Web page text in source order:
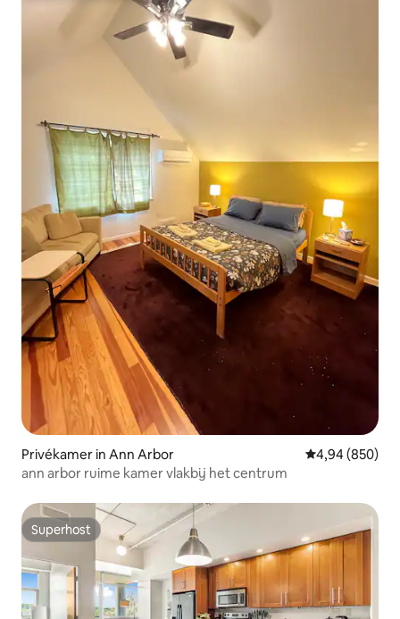
Privékamer in Ann Arbor Gemiddelde
4,94 (850)
ann arbor ruime kamer vlakbij het centrum
Superhost
Superhost